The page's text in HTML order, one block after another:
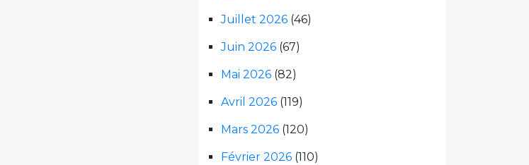
Juillet 2026 (46)
Juin 2026 (67)
Mai 2026 (82)
Avril 2026 (119)
Mars 2026 (120)
Février 2026 (110)